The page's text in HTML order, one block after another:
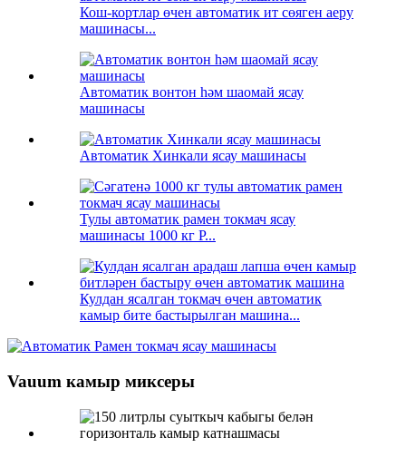
Кош-кортлар өчен автоматик ит сөяген аеру
машинасы...
Автоматик вонтон һәм шаомай ясау
машинасы
Автоматик Хинкали ясау машинасы
Тулы автоматик рамен токмач ясау
машинасы 1000 кг P...
Кулдан ясалган токмач өчен автоматик
камыр бите бастырылган машина...
Vauum камыр миксеры